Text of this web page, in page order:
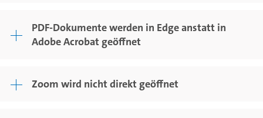
PDF-Dokumente werden in Edge anstatt in
Adobe Acrobat geöffnet
Zoom wird nicht direkt geöffnet